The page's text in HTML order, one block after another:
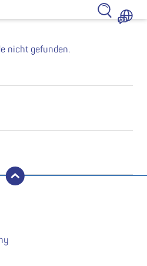
nicht gefunden.
nach oben